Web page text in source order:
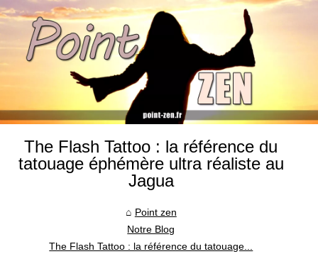
The Flash Tattoo : la référence du
tatouage éphémère ultra réaliste au
Jagua
Point zen
Notre Blog
The Flash Tattoo : la référence du tatouage...